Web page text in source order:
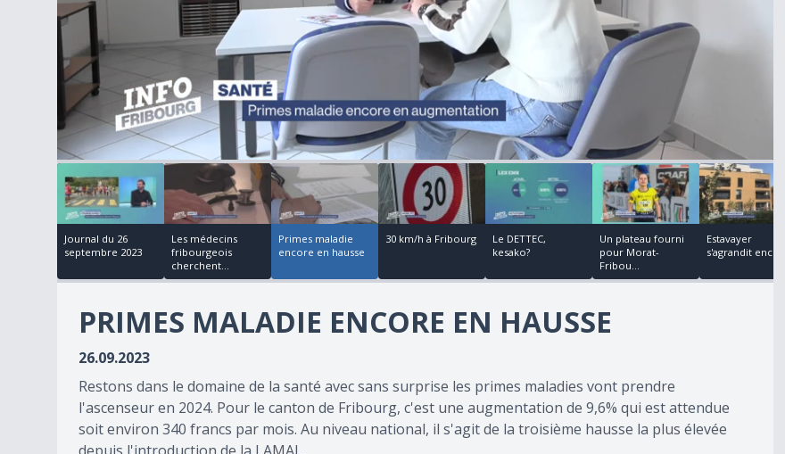
3
minutes,
47
seconds
of
18
minutes,
secondsVolume
Journal du 26
septembre 2023
00:02:24
Les médecins
fribourgeois
cherchent...
00:00:21
Primes maladie
encore en hausse
00:03:05
30 km/h à Fribourg
00:02:14
Le DETTEC,
kesako?
00:06:06
Un plateau fourni
pour Morat-
Fribou...
00:02:10
Estavayer
s'agrandit encore
PRIMES MALADIE ENCORE EN HAUSSE
26.09.2023
Restons dans le domaine de la santé avec sans surprise les primes maladies vont prendre
l'ascenseur en 2024. Pour le canton de Fribourg, c'est une augmentation de 9,6% qui est attendue
soit environ 340 francs par mois. Au niveau national, il s'agit de la troisième hausse la plus élevée